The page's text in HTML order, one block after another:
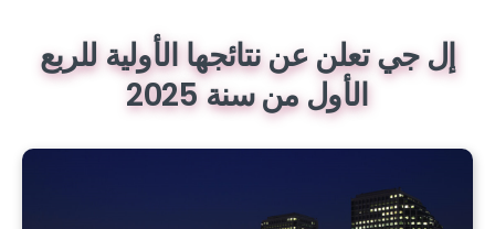
إل جي تعلن عن نتائجها الأولية للربع
الأول من سنة 2025